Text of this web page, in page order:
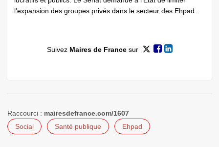
l’expansion des groupes privés dans le secteur des Ehpad.
Suivez Maires de Francesur
Raccourci : mairesdefrance.com/1607
Social
Santé publique Ehpad